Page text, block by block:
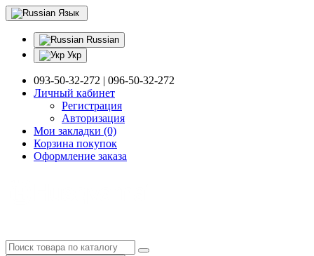
Язык
Russian
Укр
093-50-32-272 | 096-50-32-272
Личный кабинет
Регистрация
Авторизация
Мои закладки (0)
Корзина покупок
Оформление заказа